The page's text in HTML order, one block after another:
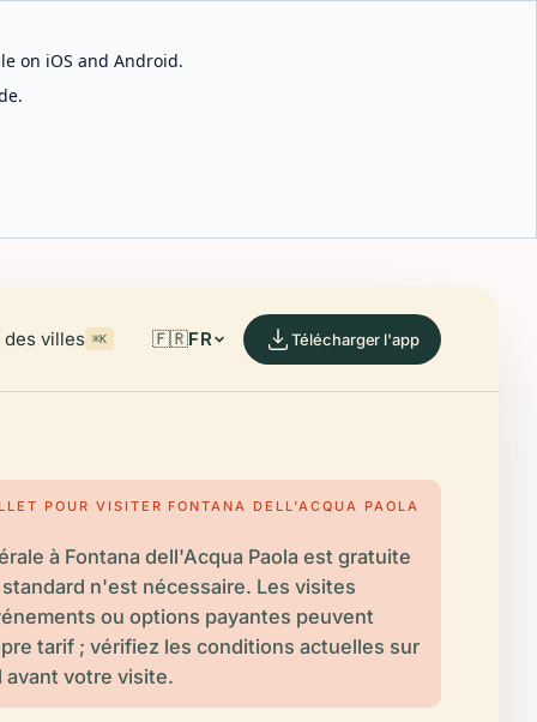
on iOS and Android.
villes ⌘K 🇫🇷FR Télécharger l'app
POUR VISITER FONTANA DELL'ACQUA PAOLA
à Fontana dell'Acqua Paola est gratuite
n'est nécessaire. Les visites
ou options payantes peuvent
tarif ; vérifiez les conditions actuelles sur
avant votre visite.